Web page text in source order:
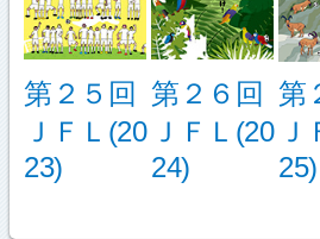
第２５回
ＪＦＬ(20
23)
第２６回
ＪＦＬ(20
24)
第
Ｊ
25)